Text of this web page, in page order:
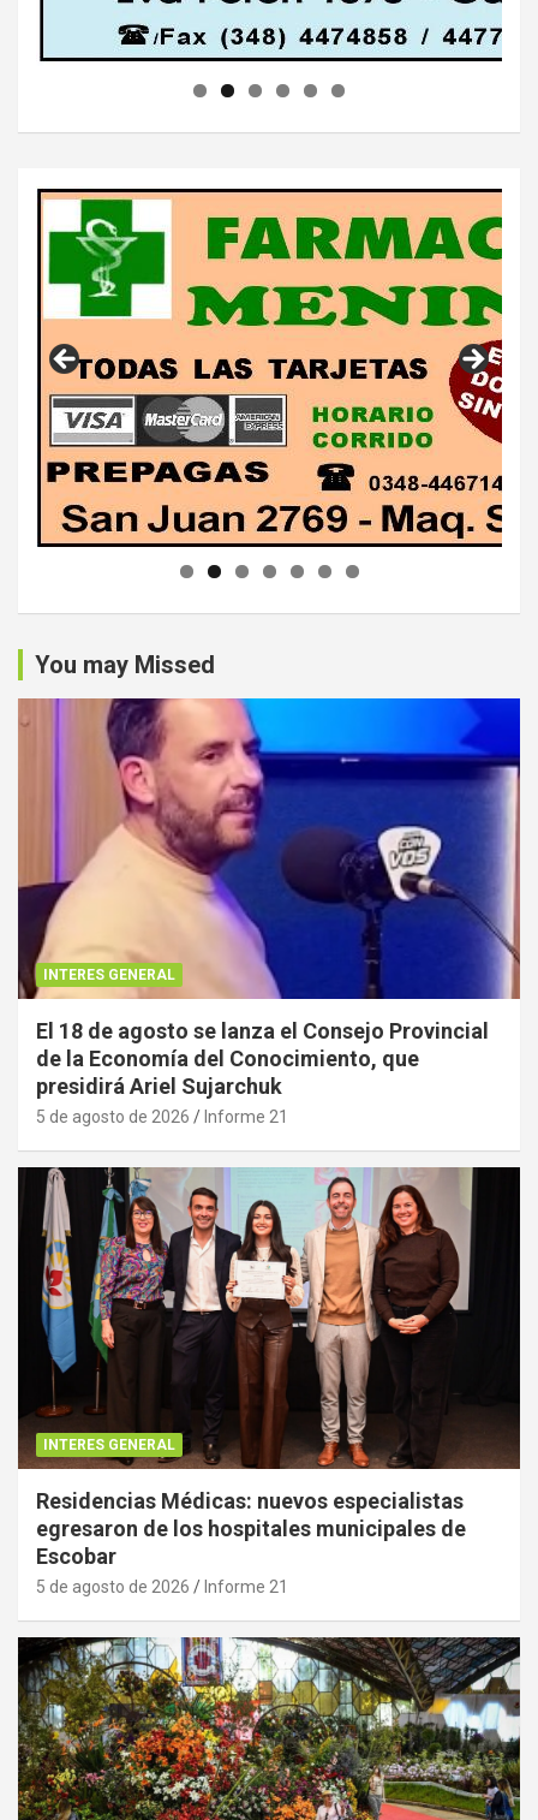
You may Missed
INTERES GENERAL
El 18 de agosto se lanza el Consejo Provincial
de la Economía del Conocimiento, que
presidirá Ariel Sujarchuk
5 de agosto de 2026 Informe 21
INTERES GENERAL
Residencias Médicas: nuevos especialistas
egresaron de los hospitales municipales de
Escobar
5 de agosto de 2026 Informe 21